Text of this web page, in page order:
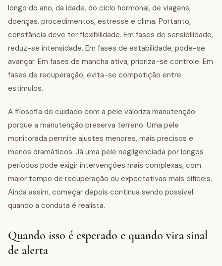
longo do ano, da idade, do ciclo hormonal, de viagens,
doenças, procedimentos, estresse e clima. Portanto,
constância deve ter flexibilidade. Em fases de sensibilidade,
reduz-se intensidade. Em fases de estabilidade, pode-se
avançar. Em fases de mancha ativa, prioriza-se controle. Em
fases de recuperação, evita-se competição entre
estímulos.
A filosofia do cuidado com a pele valoriza manutenção
porque a manutenção preserva terreno. Uma pele
monitorada permite ajustes menores, mais precisos e
menos dramáticos. Já uma pele negligenciada por longos
períodos pode exigir intervenções mais complexas, com
maior tempo de recuperação ou expectativas mais difíceis.
Ainda assim, começar depois continua sendo possível
quando a conduta é realista.
Quando isso é esperado e quando vira sinal
de alerta